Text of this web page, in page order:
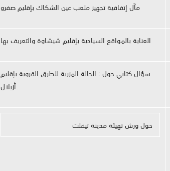
مآل إتفاقية تجهيز ملعب عين الشكاك بإقليم صفرو
العناية بالمواقع السياحية بإقليم شيشاوة والتعريف بها
سؤال كتابي حول : الحالة المزرية للطرق القروية بإقليم
أزيلال.
حول ورش تهيئة مدينة تيفلت